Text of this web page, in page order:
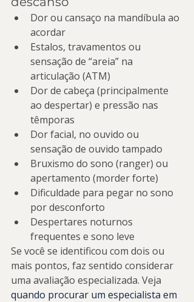
Dor ou cansaço na mandíbula ao
acordar
Estalos, travamentos ou
sensação de “areia” na
articulação (ATM)
Dor de cabeça (principalmente
ao despertar) e pressão nas
têmporas
Dor facial, no ouvido ou
sensação de ouvido tampado
Bruxismo do sono (ranger) ou
apertamento (morder forte)
Dificuldade para pegar no sono
por desconforto
Despertares noturnos
frequentes e sono leve
Se você se identificou com dois ou
mais pontos, faz sentido considerar
uma avaliação especializada. Veja
quando procurar um especialista em